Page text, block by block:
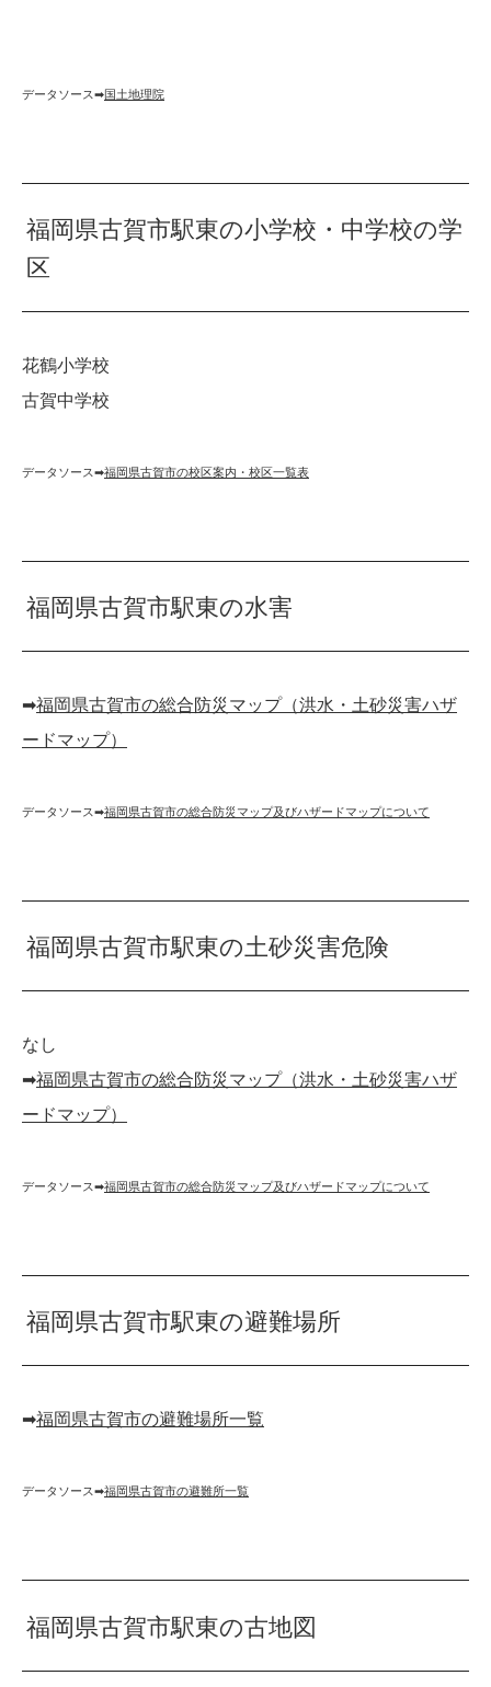
データソース➡︎国土地理院
福岡県古賀市駅東の小学校・中学校の学
区
花鶴小学校
古賀中学校
データソース➡︎福岡県古賀市の校区案内・校区一覧表
福岡県古賀市駅東の水害
➡︎福岡県古賀市の総合防災マップ（洪水・土砂災害ハザ
ードマップ）
データソース➡︎福岡県古賀市の総合防災マップ及びハザードマップについて
福岡県古賀市駅東の土砂災害危険
なし
➡︎福岡県古賀市の総合防災マップ（洪水・土砂災害ハザ
ードマップ）
データソース➡︎福岡県古賀市の総合防災マップ及びハザードマップについて
福岡県古賀市駅東の避難場所
➡︎福岡県古賀市の避難場所一覧
データソース➡︎福岡県古賀市の避難所一覧
福岡県古賀市駅東の古地図